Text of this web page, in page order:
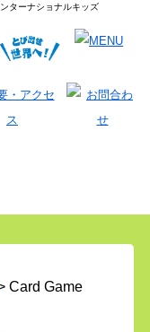
ターナショナルキッズ
Card Game